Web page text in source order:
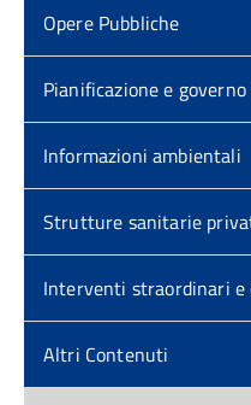
Opere Pubbliche
Pianificazione e
Informazioni ambientali
Strutture sanitarie
Interventi straordinari e
Altri Contenuti